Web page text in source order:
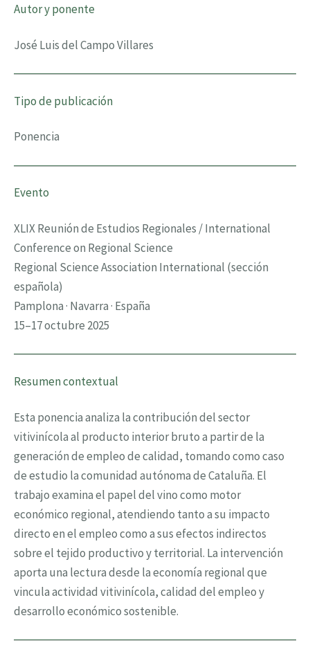
Autor y ponente
José Luis del Campo Villares
Tipo de publicación
Ponencia
Evento
XLIX Reunión de Estudios Regionales / International
Conference on Regional Science
Regional Science Association International (sección
española)
Pamplona · Navarra · España
15–17 octubre 2025
Resumen contextual
Esta ponencia analiza la contribución del sector
vitivinícola al producto interior bruto a partir de la
generación de empleo de calidad, tomando como caso
de estudio la comunidad autónoma de Cataluña. El
trabajo examina el papel del vino como motor
económico regional, atendiendo tanto a su impacto
directo en el empleo como a sus efectos indirectos
sobre el tejido productivo y territorial. La intervención
aporta una lectura desde la economía regional que
vincula actividad vitivinícola, calidad del empleo y
desarrollo económico sostenible.